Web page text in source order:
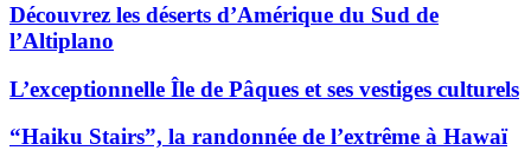
Découvrez les déserts d’Amérique du Sud de
l’Altiplano
L’exceptionnelle Île de Pâques et ses vestiges culturels
“Haiku Stairs”, la randonnée de l’extrême à Hawaï